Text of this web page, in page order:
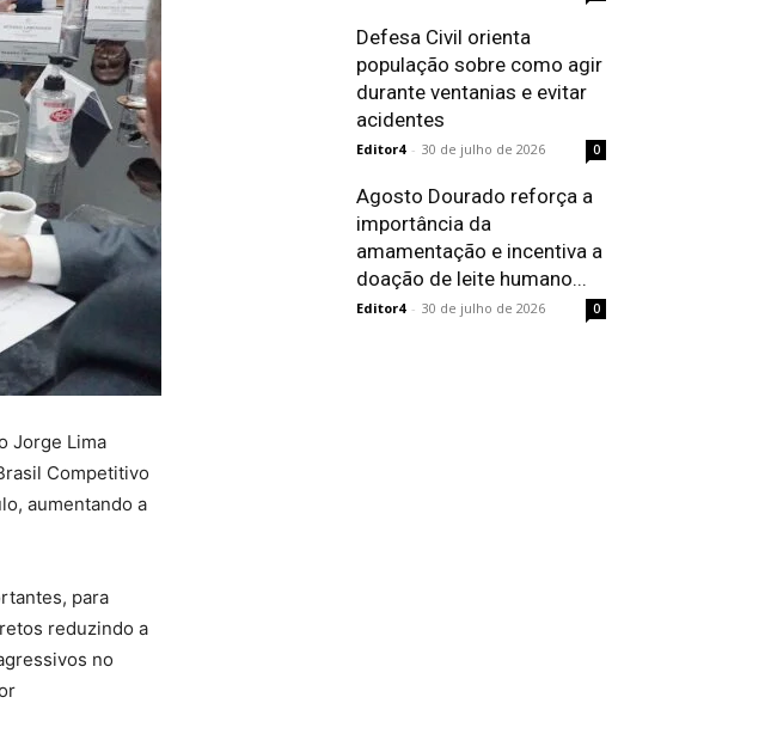
Jorge Lima
Competitivo
aumentando a
para
reduzindo a
no
Defesa Civil orienta
população sobre como agir
durante ventanias e evitar
acidentes
Editor4 - 30 de julho de 2026 0
Agosto Dourado reforça a
importância da
amamentação e incentiva a
doação de leite humano...
Editor4 - 30 de julho de 2026 0